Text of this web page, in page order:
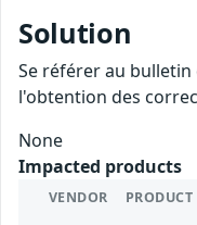
Solution
Se référer au
l'obtention des
None
Impacted products
VENDOR PRODUCT